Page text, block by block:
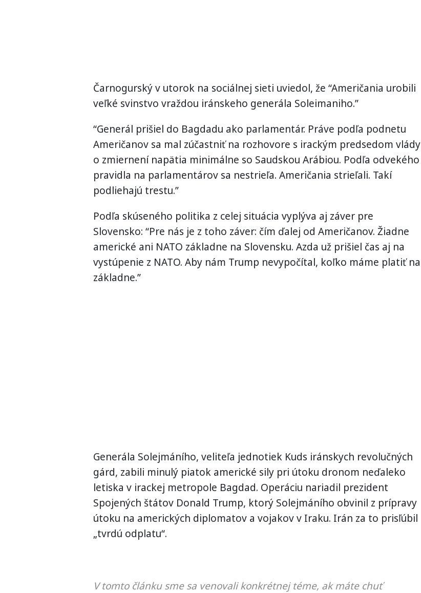
Čarnogurský v utorok na sociálnej sieti uviedol, že “Američania urobili
veľké svinstvo vraždou iránskeho generála Soleimaniho.”
“Generál prišiel do Bagdadu ako parlamentár. Práve podľa podnetu
Američanov sa mal zúčastniť na rozhovore s irackým predsedom vlády
o zmiernení napätia minimálne so Saudskou Arábiou. Podľa odvekého
pravidla na parlamentárov sa nestrieľa. Američania strieľali. Takí
podliehajú trestu.”
Podľa skúseného politika z celej situácia vyplýva aj záver pre
Slovensko: “Pre nás je z toho záver: čím ďalej od Američanov. Žiadne
americké ani NATO základne na Slovensku. Azda už prišiel čas aj na
vystúpenie z NATO. Aby nám Trump nevypočítal, koľko máme platiť na
základne.”
Generála Solejmáního, veliteľa jednotiek Kuds iránskych revolučných
gárd, zabili minulý piatok americké sily pri útoku dronom neďaleko
letiska v irackej metropole Bagdad. Operáciu nariadil prezident
Spojených štátov Donald Trump, ktorý Solejmáního obvinil z prípravy
útoku na amerických diplomatov a vojakov v Iraku. Irán za to prisľúbil
„tvrdú odplatu“.
V tomto článku sme sa venovali konkrétnej téme, ak máte chuť